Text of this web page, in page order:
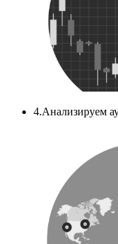
4.Анализируем